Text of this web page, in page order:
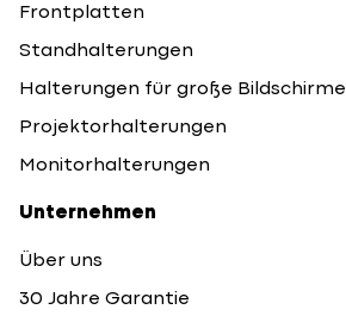
Frontplatten
Standhalterungen
Halterungen für große Bildschirme
Projektorhalterungen
Monitorhalterungen
Unternehmen
Über uns
30 Jahre Garantie